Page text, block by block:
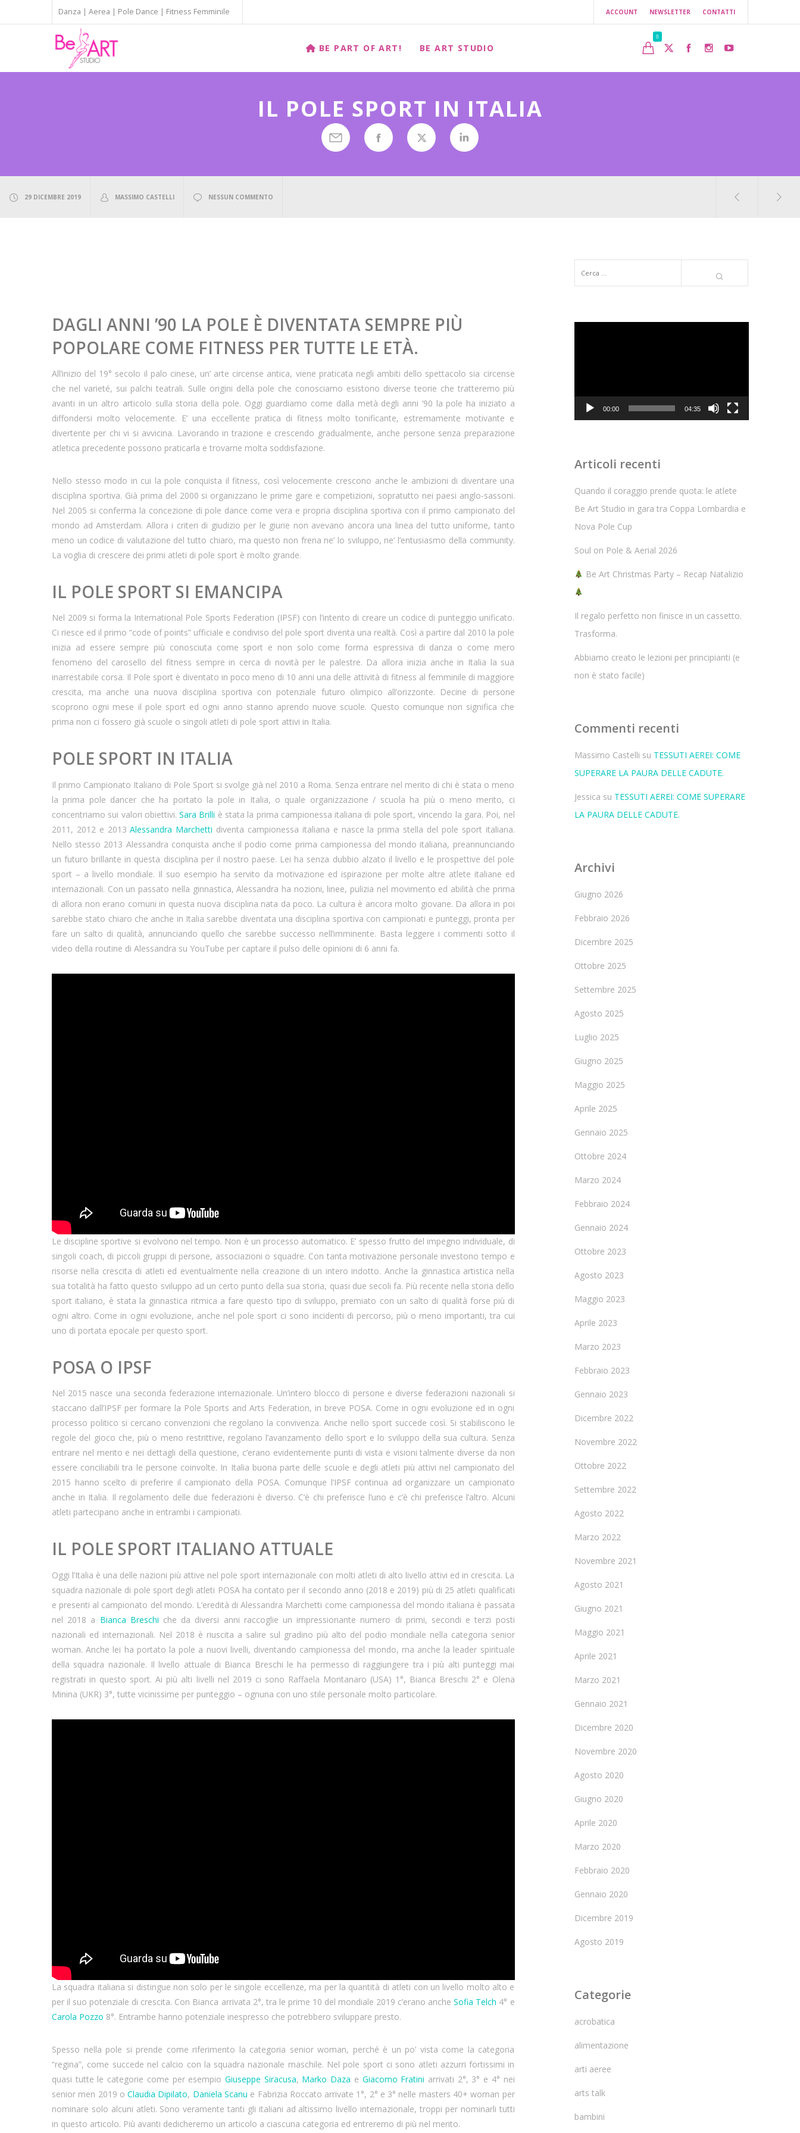
Danza | Aerea | Pole Dance | Fitness Femminile ACCOUNT NEWSLETTER CONTATTI
0
BE PART OF ART! BE ART STUDIO
IL POLE SPORT IN ITALIA
29 DICEMBRE 2019 MASSIMO CASTELLI NESSUN COMMENTO
DAGLI ANNI ’90 LA POLE È DIVENTATA SEMPRE PIÙ
POPOLARE COME FITNESS PER TUTTE LE ETÀ.
All’inizio del 19° secolo il palo cinese, un’ arte circense antica, viene praticata negli ambiti dello spettacolo sia circense
che nel varieté, sui palchi teatrali. Sulle origini della pole che conosciamo esistono diverse teorie che tratteremo più
avanti in un altro articolo sulla storia della pole. Oggi guardiamo come dalla metà degli anni ’90 la pole ha iniziato a
diffondersi molto velocemente. E’ una eccellente pratica di fitness molto tonificante, estremamente motivante e
divertente per chi vi si avvicina. Lavorando in trazione e crescendo gradualmente, anche persone senza preparazione
atletica precedente possono praticarla e trovarne molta soddisfazione.
Nello stesso modo in cui la pole conquista il fitness, così velocemente crescono anche le ambizioni di diventare una
disciplina sportiva. Già prima del 2000 si organizzano le prime gare e competizioni, sopratutto nei paesi anglo-sassoni.
Nel 2005 si conferma la concezione di pole dance come vera e propria disciplina sportiva con il primo campionato del
mondo ad Amsterdam. Allora i criteri di giudizio per le giurie non avevano ancora una linea del tutto uniforme, tanto
meno un codice di valutazione del tutto chiaro, ma questo non frena ne’ lo sviluppo, ne’ l’entusiasmo della community.
La voglia di crescere dei primi atleti di pole sport è molto grande.
IL POLE SPORT SI EMANCIPA
Nel 2009 si forma la International Pole Sports Federation (IPSF) con l’intento di creare un codice di punteggio unificato.
Ci riesce ed il primo “code of points” ufficiale e condiviso del pole sport diventa una realtà. Così a partire dal 2010 la pole
inizia ad essere sempre più conosciuta come sport e non solo come forma espressiva di danza o come mero
fenomeno del carosello del fitness sempre in cerca di novità per le palestre. Da allora inizia anche in Italia la sua
inarrestabile corsa. Il Pole sport è diventato in poco meno di 10 anni una delle attività di fitness al femminile di maggiore
crescita, ma anche una nuova disciplina sportiva con potenziale futuro olimpico all’orizzonte. Decine di persone
scoprono ogni mese il pole sport ed ogni anno stanno aprendo nuove scuole. Questo comunque non significa che
prima non ci fossero già scuole o singoli atleti di pole sport attivi in Italia.
POLE SPORT IN ITALIA
Il primo Campionato Italiano di Pole Sport si svolge già nel 2010 a Roma. Senza entrare nel merito di chi è stata o meno
la prima pole dancer che ha portato la pole in Italia, o quale organizzazione / scuola ha più o meno merito, ci
concentriamo sui valori obiettivi.Sara Brilli è stata la prima campionessa italiana di pole sport, vincendo la gara. Poi, nel
2011, 2012 e 2013Alessandra Marchetti diventa campionessa italiana e nasce la prima stella del pole sport italiana.
Nello stesso 2013 Alessandra conquista anche il podio come prima campionessa del mondo italiana, preannunciando
un futuro brillante in questa disciplina per il nostro paese. Lei ha senza dubbio alzato il livello e le prospettive del pole
sport – a livello mondiale. Il suo esempio ha servito da motivazione ed ispirazione per molte altre atlete italiane ed
internazionali. Con un passato nella ginnastica, Alessandra ha nozioni, linee, pulizia nel movimento ed abilità che prima
di allora non erano comuni in questa nuova disciplina nata da poco. La cultura è ancora molto giovane. Da allora in poi
sarebbe stato chiaro che anche in Italia sarebbe diventata una disciplina sportiva con campionati e punteggi, pronta per
fare un salto di qualità, annunciando quello che sarebbe successo nell’imminente. Basta leggere i commenti sotto il
video della routine di Alessandra su YouTube per captare il pulso delle opinioni di 6 anni fa.
Le discipline sportive si evolvono nel tempo. Non è un processo automatico. E’ spesso frutto del impegno individuale, di
singoli coach, di piccoli gruppi di persone, associazioni o squadre. Con tanta motivazione personale investono tempo e
risorse nella crescita di atleti ed eventualmente nella creazione di un intero indotto. Anche la ginnastica artistica nella
sua totalità ha fatto questo sviluppo ad un certo punto della sua storia, quasi due secoli fa. Più recente nella storia dello
sport italiano, è stata la ginnastica ritmica a fare questo tipo di sviluppo, premiato con un salto di qualità forse più di
ogni altro. Come in ogni evoluzione, anche nel pole sport ci sono incidenti di percorso, più o meno importanti, tra cui
uno di portata epocale per questo sport.
POSA O IPSF
Nel 2015 nasce una seconda federazione internazionale. Un’intero blocco di persone e diverse federazioni nazionali si
staccano dall’IPSF per formare la Pole Sports and Arts Federation, in breve POSA. Come in ogni evoluzione ed in ogni
processo politico si cercano convenzioni che regolano la convivenza. Anche nello sport succede così. Si stabiliscono le
regole del gioco che, più o meno restrittive, regolano l’avanzamento dello sport e lo sviluppo della sua cultura. Senza
entrare nel merito e nei dettagli della questione, c’erano evidentemente punti di vista e visioni talmente diverse da non
essere conciliabili tra le persone coinvolte. In Italia buona parte delle scuole e degli atleti più attivi nel campionato del
2015 hanno scelto di preferire il campionato della POSA. Comunque l’IPSF continua ad organizzare un campionato
anche in Italia. Il regolamento delle due federazioni è diverso. C’è chi preferisce l’uno e c’è chi preferisce l’altro. Alcuni
atleti partecipano anche in entrambi i campionati.
IL POLE SPORT ITALIANO ATTUALE
Oggi l’Italia è una delle nazioni più attive nel pole sport internazionale con molti atleti di alto livello attivi ed in crescita. La
squadra nazionale di pole sport degli atleti POSA ha contato per il secondo anno (2018 e 2019) più di 25 atleti qualificati
e presenti al campionato del mondo. L’eredità di Alessandra Marchetti come campionessa del mondo italiana è passata
nel 2018 a Bianca Breschi che da diversi anni raccoglie un impressionante numero di primi, secondi e terzi posti
nazionali ed internazionali. Nel 2018 è riuscita a salire sul gradino più alto del podio mondiale nella categoria senior
woman. Anche lei ha portato la pole a nuovi livelli, diventando campionessa del mondo, ma anche la leader spirituale
della squadra nazionale. Il livello attuale di Bianca Breschi le ha permesso di raggiungere tra i più alti punteggi mai
registrati in questo sport. Ai più alti livelli nel 2019 ci sono Raffaela Montanaro (USA) 1°, Bianca Breschi 2° e Olena
Minina (UKR) 3°, tutte vicinissime per punteggio – ognuna con uno stile personale molto particolare.
La squadra italiana si distingue non solo per le singole eccellenze, ma per la quantità di atleti con un livello molto alto e
per il suo potenziale di crescita. Con Bianca arrivata 2°, tra le prime 10 del mondiale 2019 c’erano ancheSofia Telch 4° e
Carola Pozzo 8°. Entrambe hanno potenziale inespresso che potrebbero sviluppare presto.
Spesso nella pole si prende come riferimento la categoria senior woman, perché è un po’ vista come la categoria
“regina”, come succede nel calcio con la squadra nazionale maschile. Nel pole sport ci sono atleti azzurri fortissimi in
quasi tutte le categorie come per esempio Giuseppe Siracusa, Marko Daza e Giacomo Fratini arrivati 2°, 3° e 4° nei
senior men 2019 oClaudia Dipilato, Daniela Scanu e Fabrizia Roccato arrivate 1°, 2° e 3° nelle masters 40+ woman per
nominare solo alcuni atleti. Sono veramente tanti gli italiani ad altissimo livello internazionale, troppi per nominarli tutti
in questo articolo. Più avanti dedicheremo un articolo a ciascuna categoria ed entreremo di più nel merito.
00:00 04:35
Articoli recenti
Quando il coraggio prende quota: le atlete
Be Art Studio in gara tra Coppa Lombardia e
Nova Pole Cup
Soul on Pole & Aerial 2026
Be Art Christmas Party – Recap Natalizio
Il regalo perfetto non finisce in un cassetto.
Trasforma.
Abbiamo creato le lezioni per principianti (e
non è stato facile)
Commenti recenti
Massimo Castelli su TESSUTI AEREI: COME
SUPERARE LA PAURA DELLE CADUTE.
Jessica su TESSUTI AEREI: COME SUPERARE
LA PAURA DELLE CADUTE.
Archivi
Giugno 2026
Febbraio 2026
Dicembre 2025
Ottobre 2025
Settembre 2025
Agosto 2025
Luglio 2025
Giugno 2025
Maggio 2025
Aprile 2025
Gennaio 2025
Ottobre 2024
Marzo 2024
Febbraio 2024
Gennaio 2024
Ottobre 2023
Agosto 2023
Maggio 2023
Aprile 2023
Marzo 2023
Febbraio 2023
Gennaio 2023
Dicembre 2022
Novembre 2022
Ottobre 2022
Settembre 2022
Agosto 2022
Marzo 2022
Novembre 2021
Agosto 2021
Giugno 2021
Maggio 2021
Aprile 2021
Marzo 2021
Gennaio 2021
Dicembre 2020
Novembre 2020
Agosto 2020
Giugno 2020
Aprile 2020
Marzo 2020
Febbraio 2020
Gennaio 2020
Dicembre 2019
Agosto 2019
Categorie
acrobatica
alimentazione
arti aeree
arts talk
bambini